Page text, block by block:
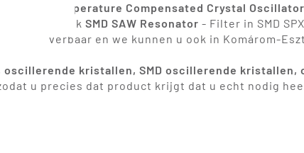
Temperature Compensated Crystal Oscillator
(SMD) en ook SMD SAW Resonator - Filter in SMD
lang leverbaar en we kunnen u ook in Komárom-
oscillerende kristallen, SMD oscillerende
u precies dat product krijgt dat u echt nodig